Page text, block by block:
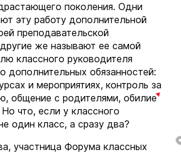
поколения. Одни
эту работу дополнительной
преподавательской
же называют ее самой
классного руководителя
дополнительных обязанностей:
и мероприятиях, контроль за
общение с родителями, обилие
что, если у классного
один класс, а сразу два?
участница Форума классных